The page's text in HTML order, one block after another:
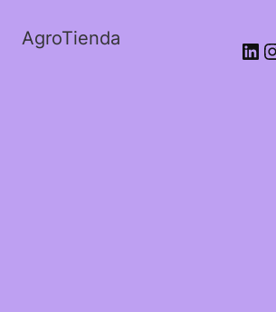
AgroTienda